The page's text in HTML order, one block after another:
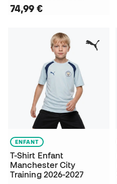
74,99 €
ENFANT
T-Shirt Enfant
Manchester City
Training 2026-2027